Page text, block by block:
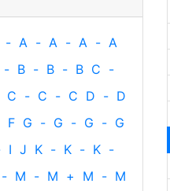
- A - A - A - A
- B - B - B C -
C - C - C D - D
F G - G - G - G
I J K - K - K -
- M - M + M - M